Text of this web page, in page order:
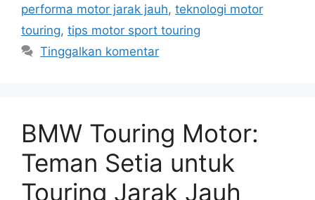
performa motor jarak jauh, teknologi motor
touring, tips motor sport touring
Tinggalkan komentar
BMW Touring Motor:
Teman Setia untuk
Touring Jarak Jauh